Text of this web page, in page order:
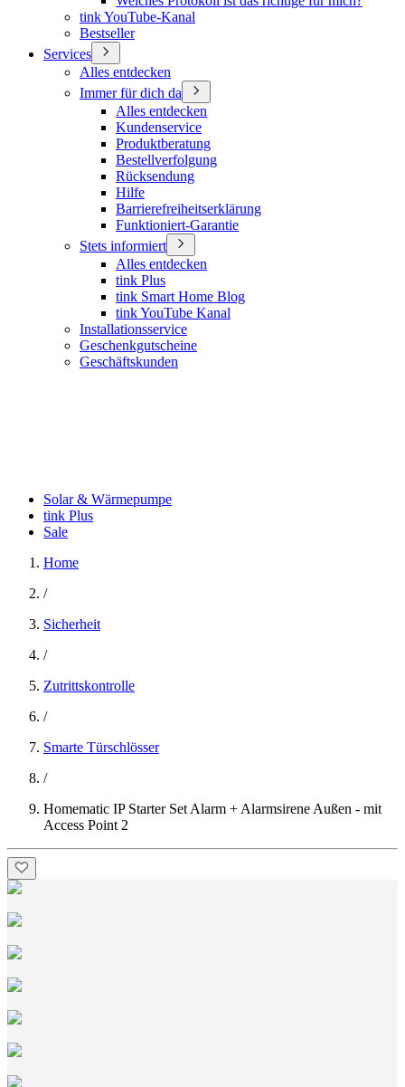
tink YouTube-Kanal
Bestseller
Services
Alles entdecken
Immer für dich da
Alles entdecken
Kundenservice
Produktberatung
Bestellverfolgung
Rücksendung
Hilfe
Barrierefreiheitserklärung
Funktioniert-Garantie
Stets informiert
Alles entdecken
tink Plus
tink Smart Home Blog
tink YouTube Kanal
Installationsservice
Geschenkgutscheine
Geschäftskunden
Solar & Wärmepumpe
tink Plus
Sale
Home
/
Sicherheit
/
Zutrittskontrolle
/
Smarte Türschlösser
/
Homematic IP Starter Set Alarm + Alarmsirene Außen - mit
Access Point 2